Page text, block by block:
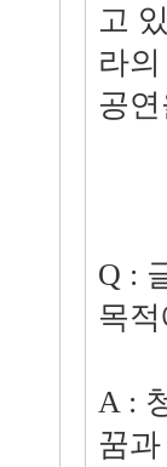
고
라
공
Q :
목
A :
꿈